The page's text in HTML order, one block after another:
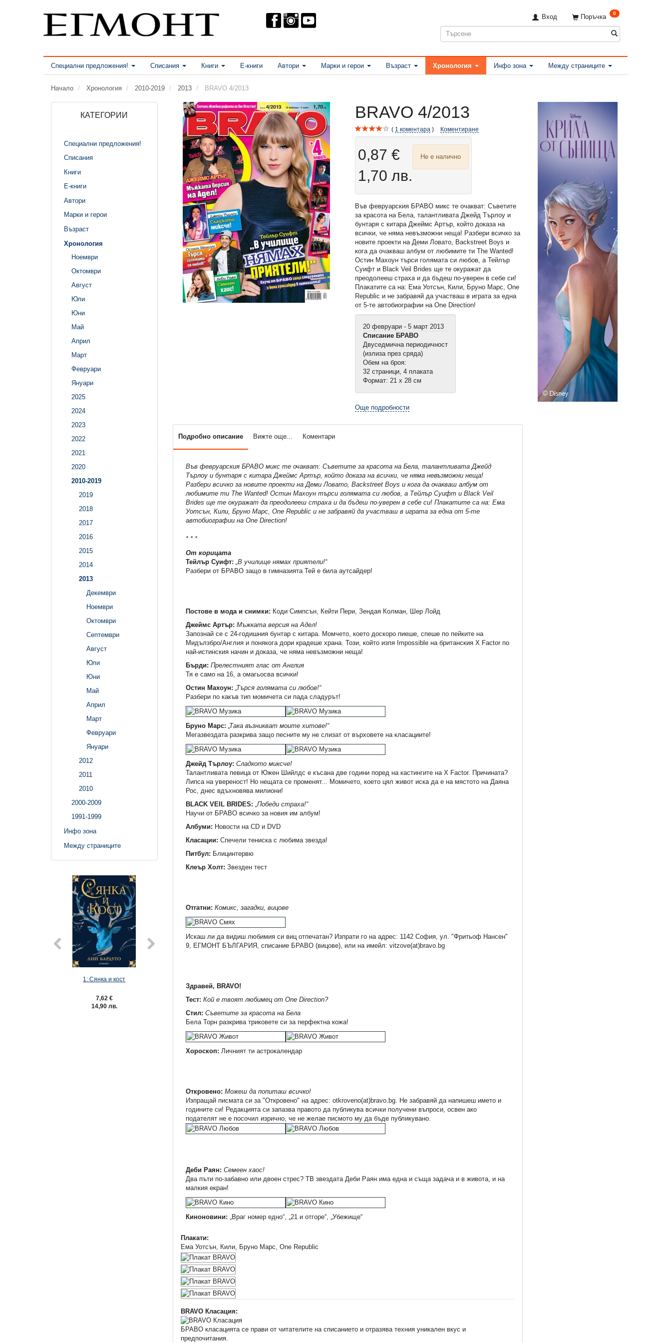
Поръчка 0
Вход
Специални предложения! Списания Книги Е-книги Автори Марки и герои Възраст Хронология Инфо зона Между страниците
Начало Хронология 2010-2019 2013 BRAVO 4/2013
КАТЕГОРИИ
Специални предложения!
Списания
Книги
Е-книги
Автори
Марки и герои
Възраст
Хронология
Ноември
Октомври
Август
Юли
Юни
Май
Април
Март
Февруари
Януари
2025
2024
2023
2022
2021
2020
2010-2019
2019
2018
2017
2016
2015
2014
2013
Декември
Ноември
Октомври
Септември
Август
Юли
Юни
Май
Април
Март
Февруари
Януари
2012
2011
2010
2000-2009
1991-1999
Инфо зона
Между страниците
1: Сянка и кост
7,62 €
14,90 лв.
7,62 €
3,57 €
BRAVO 4/2013
1 коментара Коментиране
0,87 €
1,70 лв.
Не е налично
Във февруарския БРАВО микс те очакват: Съветите
за красота на Бела, талантливата Джейд Търлоу и
бунтаря с китара Джеймс Артър, който доказа на
всички, че няма невъзможни неща! Разбери всичко за
новите проекти на Деми Ловато, Backstreet Boys и
кога да очакваш албум от любимите ти The Wanted!
Остин Махоун търси голямата си любов, а Тейлър
Суифт и Black Veil Brides ще те окуражат да
преодолееш страха и да бъдеш по-уверен в себе си!
Плакатите са на: Ема Уотсън, Кили, Бруно Марс, One
Republic и не забравяй да участваш в играта за една
от 5-те автобиографии на One Direction!
20 февруари - 5 март 2013
Списание БРАВО
Двуседмична периодичност
(излиза през сряда)
Обем на броя:
32 страници, 4 плаката
Формат: 21 х 28 см
Още подробности
Подробно описание Вижте още... Коментари
Във февруарския БРАВО микс те очакват: Съветите за красота на Бела, талантливата Джейд
Търлоу и бунтаря с китара Джеймс Артър, който доказа на всички, че няма невъзможни неща!
Разбери всичко за новите проекти на Деми Ловато, Backstreet Boys и кога да очакваш албум от
любимите ти The Wanted! Остин Махоун търси голямата си любов, а Тейлър Суифт и Black Veil
Brides ще те окуражат да преодолееш страха и да бъдеш по-уверен в себе си! Плакатите са на: Ема
Уотсън, Кили, Бруно Марс, One Republic и не забравяй да участваш в играта за една от 5-те
автобиографии на One Direction!
* * *
От корицата
Тейлър Суифт: „В училище нямах приятели!“
Разбери от БРАВО защо в гимназията Тей е била аутсайдер!
Постове в мода и снимки: Коди Симпсън, Кейти Пери, Зендая Колман, Шер Лойд
Джеймс Артър: Мъжката версия на Адел!
Запознай се с 24-годишния бунтар с китара. Момчето, което доскоро пиеше, спеше по пейките на
Мидълзбро/Англия и понякога дори крадеше храна. Този, който изпя Impossible на британския X Factor по
най-истинския начин и доказа, че няма невъзможни неща!
Бърди: Прелестният глас от Англия
Тя е само на 16, а омагьосва всички!
Остин Махоун: „Търся голямата си любов!“
Разбери по какъв тип момичета си пада сладурът!
Бруно Марс: „Така възникват моите хитове!“
Мегазвездата разкрива защо песните му не слизат от върховете на класациите!
Джейд Търлоу: Сладкото миксче!
Талантливата певица от Южен Шийлдс е късана две години поред на кастингите на X Factor. Причината?
Липса на увереност! Но нещата се променят... Момичето, което цял живот иска да е на мястото на Даяна
Рос, днес вдъхновява милиони!
BLACK VEIL BRIDES: „Победи страха!“
Научи от БРАВО всичко за новия им албум!
Албуми: Новости на CD и DVD
Класации: Спечели тениска с любима звезда!
Питбул: Блицинтервю
Клеър Холт: Звезден тест
Отгатни: Комикс, загадки, вицове
Искаш ли да видиш любимия си виц отпечатан? Изпрати го на адрес: 1142 София, ул. "Фритьоф Нансен"
9, ЕГМОНТ БЪЛГАРИЯ, списание БРАВО (вицове), или на имейл: vitzove(at)bravo.bg
Здравей, BRAVO!
Тест: Кой е твоят любимец от One Direction?
Стил: Съветите за красота на Бела
Бела Торн разкрива триковете си за перфектна кожа!
Хороскоп: Личният ти астрокалендар
Откровено: Можеш да попиташ всичко!
Изпращай писмата си за "Откровено" на адрес: otkroveno(at)bravo.bg. Не забравяй да напишеш името и
годините си! Редакцията си запазва правото да публикува всички получени въпроси, освен ако
подателят не е посочил изрично, че не желае писмото му да бъде публикувано.
Деби Раян: Семеен хаос!
Два пъти по-забавно или двоен стрес? ТВ звездата Деби Раян има една и съща задача и в живота, и на
малкия екран!
Киноновини: „Враг номер едно“, „21 и отгоре“, „Убежище“
Плакати:
Ема Уотсън, Кили, Бруно Марс, One Republic
BRAVO Класация:
БРАВО класацията се прави от читателите на списанието и отразява техния уникален вкус и
предпочитания.